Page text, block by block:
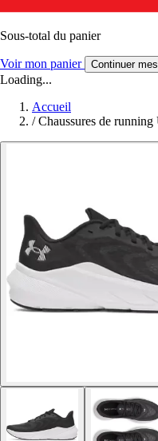
Sous-total du panier
Voir mon panier Continuer
Loading...
Accueil
/ Chaussures de